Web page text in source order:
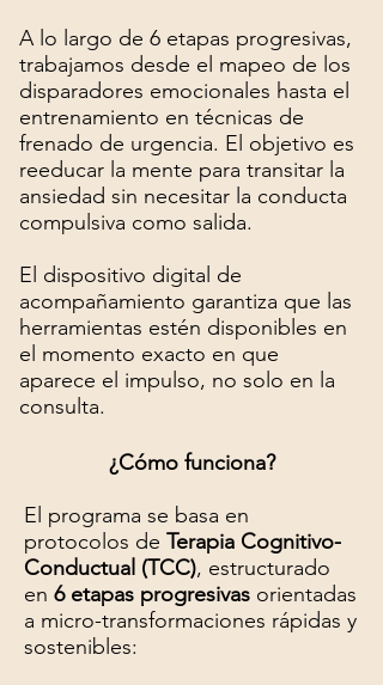
A lo largo de 6 etapas progresivas,
trabajamos desde el mapeo de los
disparadores emocionales hasta el
entrenamiento en técnicas de
frenado de urgencia. El objetivo es
reeducar la mente para transitar la
ansiedad sin necesitar la conducta
compulsiva como salida.
El dispositivo digital de
acompañamiento garantiza que las
herramientas estén disponibles en
el momento exacto en que
aparece el impulso, no solo en la
consulta.
¿Cómo funciona?
El programa se basa en
protocolos de Terapia Cognitivo-
Conductual (TCC), estructurado
en 6 etapas progresivas orientadas
a micro-transformaciones rápidas y
sostenibles: